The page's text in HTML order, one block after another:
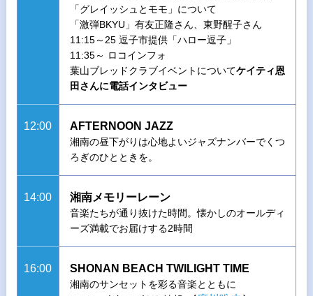
「グレイッシュとモモ」について
「激弾BKYU」有友正隆さん、東野醒子さん
11:15～25 逗子市提供「ハロー逗子」
11:35～ ロコインフォ
葉山ブレッドクラブイベントについてケイティ恩
田さんに電話インタビュー
12:00 AFTERNOON JAZZ
湘南の昼下がりは心地よいジャズナンバーでくつ
ろぎのひとときを。
14:00 湘南メモリーレーン
音楽たちが通り抜けた時間。懐かしのオールディ
ーズ満載でお届けする2時間
16:00 SHONAN BEACH TWILIGHT TIME
湘南のサンセットを彩る音楽とともに